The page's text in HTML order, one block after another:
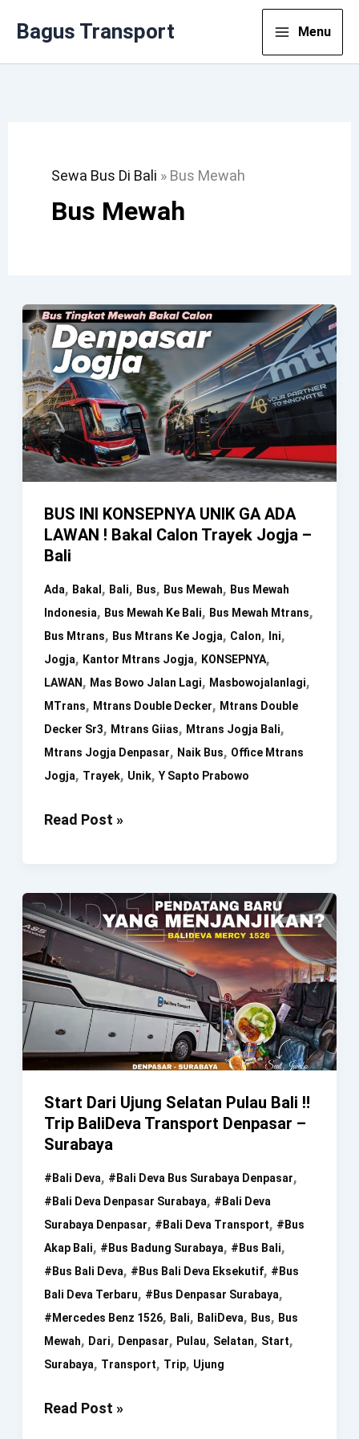
Bagus Transport Menu
Sewa Bus Di Bali » Bus Mewah
Bus Mewah
BUS INI KONSEPNYA UNIK GA ADA
LAWAN ! Bakal Calon Trayek Jogja –
Bali
Ada, Bakal , Bali, Bus, Bus Mewah, Bus Mewah
Indonesia, Bus Mewah Ke Bali, Bus Mewah Mtrans,
Bus Mtrans, Bus Mtrans Ke Jogja, Calon, Ini,
Jogja, Kantor Mtrans Jogja, KONSEPNYA,
LAWAN , Mas Bowo Jalan Lagi, Masbowojalanlagi,
MTrans, Mtrans Double Decker, Mtrans Double
Decker Sr3, Mtrans Giias, Mtrans Jogja Bali,
Mtrans Jogja Denpasar, Naik Bus, Office Mtrans
Jogja, Trayek, Unik, Y Sapto Prabowo
BUS
GA
ADA
LAWAN
!
Bakal
Calon
Trayek
Jogja
–
Bali
Read Post »
Start Dari Ujung Selatan Pulau Bali ‼️
Trip BaliDeva Transport Denpasar –
Surabaya
#bali Deva, #bali Deva Bus Surabaya Denpasar,
#bali Deva Denpasar Surabaya, #bali Deva
Surabaya Denpasar, #bali Deva Transport, #bus
Akap Bali, #bus Badung Surabaya, #bus Bali,
#bus Bali Deva, #bus Bali Deva Eksekutif, #bus
Bali Deva Terbaru, #bus Denpasar Surabaya,
#mercedes Benz 1526, Bali, BaliDeva, Bus, Bus
Mewah, Dari, Denpasar, Pulau, Selatan, Start,
Surabaya, Transport, Trip, Ujung
Start
Read Post »